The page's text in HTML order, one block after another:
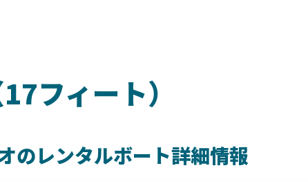
フィート）
のレンタルボート詳細情報